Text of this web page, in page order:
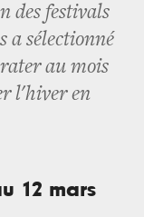
des festivals
a sélectionné
rater au mois
l'hiver en
12 mars